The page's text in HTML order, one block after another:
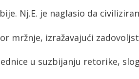
Nj.E. je naglasio da
mržnje, izražavajući
u suzbijanju retorike,